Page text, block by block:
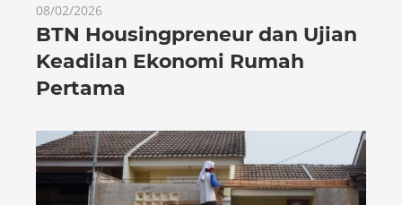
08/02/2026
BTN Housingpreneur dan Ujian
Keadilan Ekonomi Rumah
Pertama